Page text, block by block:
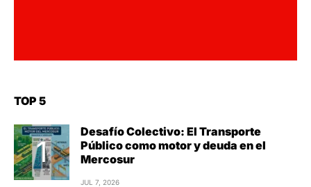
TOP 5
Desafío Colectivo: El Transporte
Público como motor y deuda en el
Mercosur
JUL 7, 2026